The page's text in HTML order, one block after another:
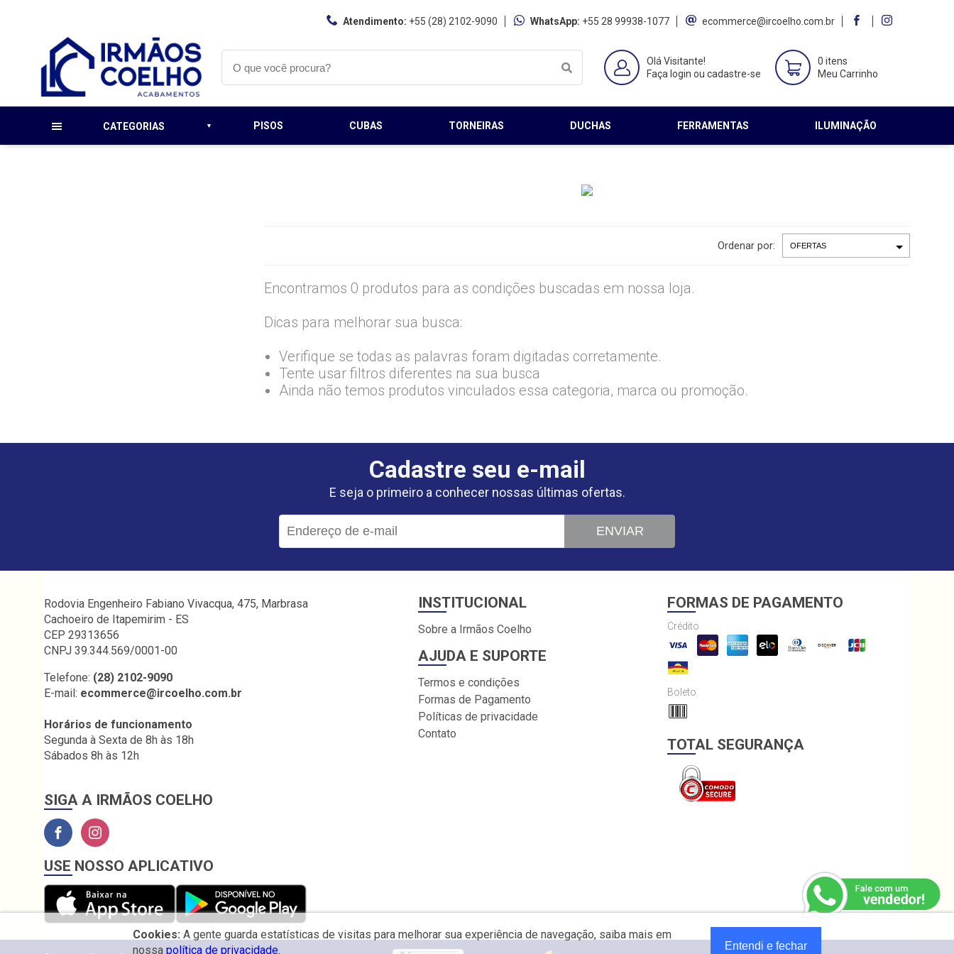
Atendimento: +55 (28) 2102-9090 WhatsApp: +55 28 99938-1077 ecommerce@ircoelho.com.br
Olá Visitante!
Faça login ou cadastre-se
0 itens
Meu Carrinho
CATEGORIAS PISOS CUBAS TORNEIRAS DUCHAS FERRAMENTAS ILUMINAÇÃO
Ordenar por:
Encontramos 0 produtos para as condições buscadas em nossa loja.
Dicas para melhorar sua busca:
Verifique se todas as palavras foram digitadas corretamente.
Tente usar filtros diferentes na sua busca
Ainda não temos produtos vinculados essa categoria, marca ou promoção.
Cadastre seu e-mail
E seja o primeiro a conhecer nossas últimas ofertas.
ENVIAR
Rodovia Engenheiro Fabiano Vivacqua, 475, Marbrasa
Cachoeiro de Itapemirim - ES
CEP 29313656
CNPJ 39.344.569/0001-00
Telefone: (28) 2102-9090
E-mail: ecommerce@ircoelho.com.br
Horários de funcionamento
Segunda à Sexta de 8h às 18h
Sábados 8h às 12h
SIGA A IRMÃOS COELHO
INSTITUCIONAL
Sobre a Irmãos Coelho
AJUDA E SUPORTE
Termos e condições
Formas de Pagamento
Políticas de privacidade
Contato
FORMAS DE PAGAMENTO
Crédito
Boleto
TOTAL SEGURANÇA
USE NOSSO APLICATIVO
Cookies: A gente guarda estatísticas de visitas para melhorar sua experiência de navegação, saiba mais em
nossa política de privacidade. Entendi e fechar